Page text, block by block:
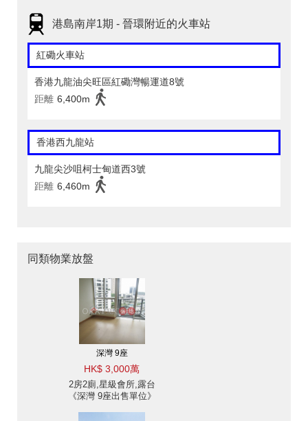
港島南岸1期 - 晉環附近的火車站
紅磡火車站
香港九龍油尖旺區紅磡灣暢運道8號
距離 6,400m
香港西九龍站
九龍尖沙咀柯士甸道西3號
距離 6,460m
同類物業放盤
深灣 9座
HK$ 3,000萬
2房2廁,星級會所,露台
《深灣 9座出售單位》